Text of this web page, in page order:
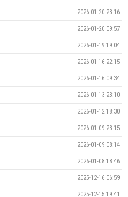
2026-01-20 23:16
2026-01-20 09:57
2026-01-19 19:04
2026-01-16 22:15
2026-01-16 09:34
2026-01-13 23:10
2026-01-12 18:30
2026-01-09 23:15
2026-01-09 08:14
2026-01-08 18:46
2025-12-16 06:59
2025-12-15 19:41